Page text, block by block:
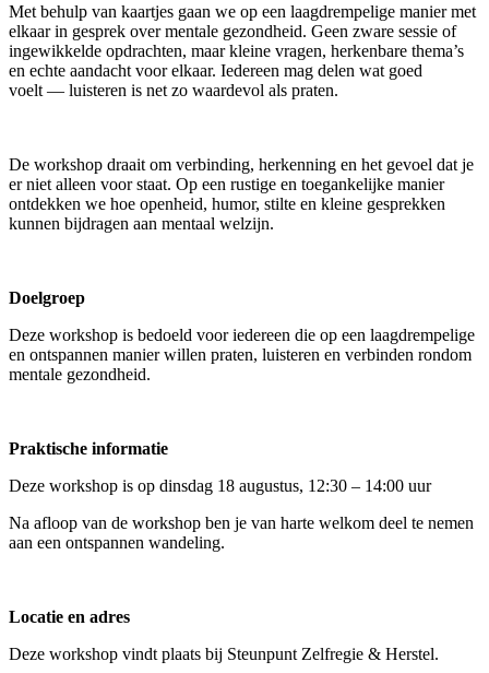
Met behulp van kaartjes gaan we op een laagdrempelige manier met
elkaar in gesprek over mentale gezondheid. Geen zware sessie of
ingewikkelde opdrachten, maar kleine vragen, herkenbare thema’s
en echte aandacht voor elkaar. Iedereen mag delen wat goed
voelt — luisteren is net zo waardevol als praten.
De workshop draait om verbinding, herkenning en het gevoel dat je
er niet alleen voor staat. Op een rustige en toegankelijke manier
ontdekken we hoe openheid, humor, stilte en kleine gesprekken
kunnen bijdragen aan mentaal welzijn.
Doelgroep
Deze workshop is bedoeld voor iedereen die op een laagdrempelige
en ontspannen manier willen praten, luisteren en verbinden rondom
mentale gezondheid.
Praktische informatie
Deze workshop is op dinsdag 18 augustus, 12:30 – 14:00 uur
Na afloop van de workshop ben je van harte welkom deel te nemen
aan een ontspannen wandeling.
Locatie en adres
Deze workshop vindt plaats bij Steunpunt Zelfregie & Herstel.